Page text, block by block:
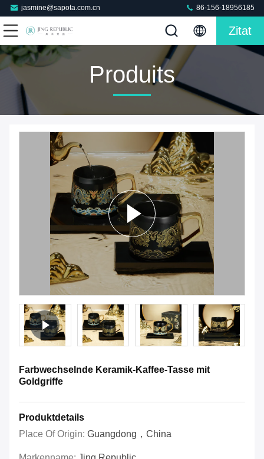
jasmine@sapota.com.cn 86-156-18956185
Zitat
Produits
Farbwechselnde Keramik-Kaffee-Tasse mit
Goldgriffe
Produktdetails
Place Of Origin: Guangdong，China